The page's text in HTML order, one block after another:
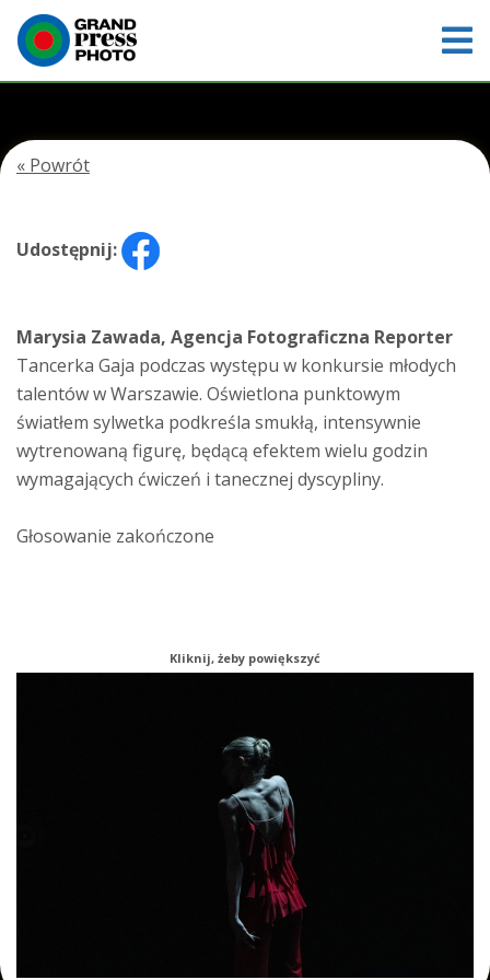
« Powrót
Udostępnij:
Marysia Zawada, Agencja Fotograficzna Reporter
Tancerka Gaja podczas występu w konkursie młodych
talentów w Warszawie. Oświetlona punktowym
światłem sylwetka podkreśla smukłą, intensywnie
wytrenowaną figurę, będącą efektem wielu godzin
wymagających ćwiczeń i tanecznej dyscypliny.
Głosowanie zakończone
Kliknij, żeby powiększyć